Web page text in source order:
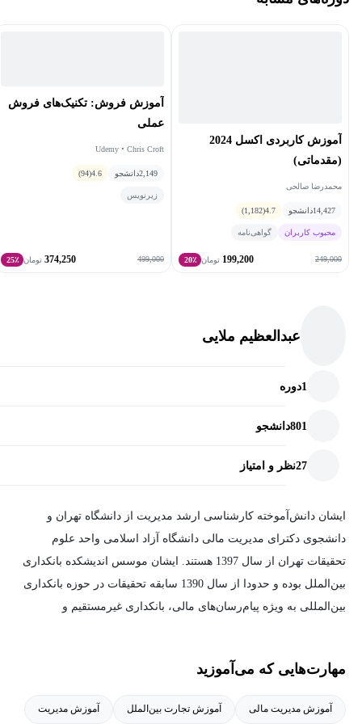
آموزش کاربردی اکسل 2024
(مقدماتی)
محمدرضا صالحی
14,427دانشجو 4.7
(1,182)
محبوب کاربران گواهی‌نامه
249,000
199,200 تومان 20٪
آموزش فروش: تکنیک‌های فروش
عملی
Udemy • Chris Croft
2,149دانشجو 4.6
(94)
زیرنویس
499,000
374,250 تومان 25٪
عبدالعظیم ملایی
1دوره
801دانشجو
27نظر و امتیاز
ایشان دانش‌آموخته کارشناسی ارشد مدیریت از دانشگاه تهران و
دانشجوی دکترای مدیریت مالی دانشگاه آزاد اسلامی واحد علوم
تحقیقات تهران از سال 1397 هستند. ایشان موسس اندیشکده بانکداری
بین‌الملل بوده و حدودا از سال 1390 سابقه تحقیقات در حوزه بانکداری
بین‌المللی به ویژه پیام‌رسان‌های مالی، بانکداری غیرمستقیم و
مهارت‌هایی که می‌آموزید
آموزش مدیریت مالی آموزش تجارت بین‌الملل آموزش مدیریت